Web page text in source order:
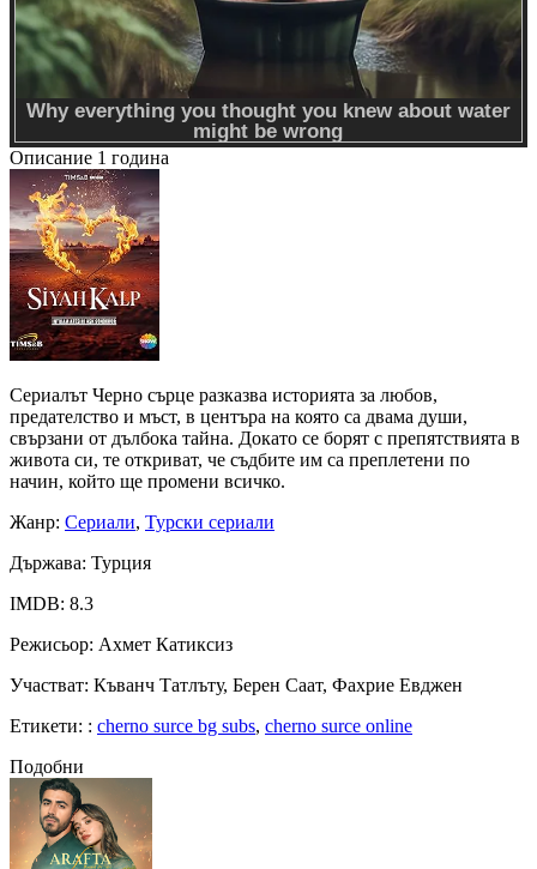
Описание 1 година
Сериалът Черно сърце разказва историята за любов,
предателство и мъст, в центъра на която са двама души,
свързани от дълбока тайна. Докато се борят с препятствията в
живота си, те откриват, че съдбите им са преплетени по
начин, който ще промени всичко.
Жанр: Сериали, Турски сериали
Държава: Турция
IMDB: 8.3
Режисьор: Ахмет Катиксиз
Участват: Къванч Татлъту, Берен Саат, Фахрие Евджен
Етикети: : cherno surce bg subs, cherno surce online
Подобни